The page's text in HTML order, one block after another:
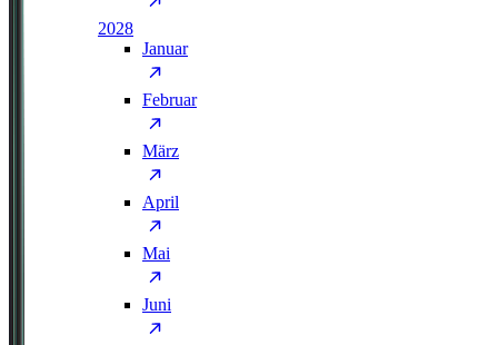
2028
Januar
Februar
März
April
Mai
Juni